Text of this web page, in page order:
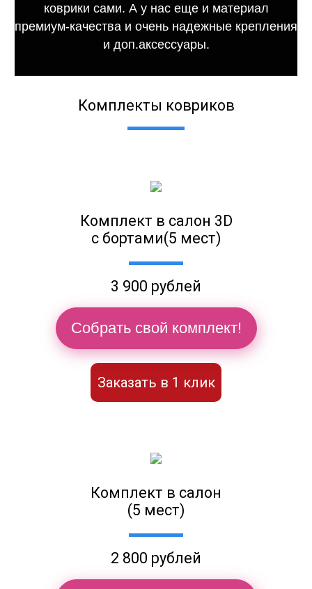
коврики сами. А у нас еще и материал
премиум-качества и очень надежные крепления
и доп.аксессуары.
Комплекты ковриков
Комплект в салон 3D
с бортами(5 мест)
3 900 рублей
Собрать свой комплект!
Заказать в 1 клик
Комплект в салон
(5 мест)
2 800 рублей